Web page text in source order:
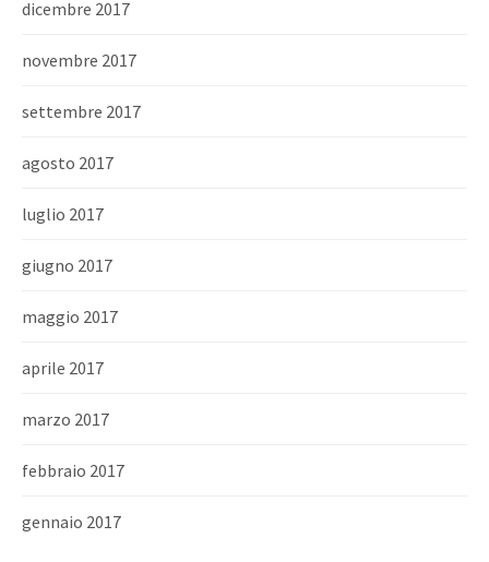
dicembre 2017
novembre 2017
settembre 2017
agosto 2017
luglio 2017
giugno 2017
maggio 2017
aprile 2017
marzo 2017
febbraio 2017
gennaio 2017